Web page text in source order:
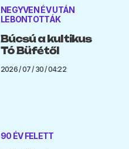
NEGYVEN ÉV UTÁN
LEBONTOTTÁK
Búcsú a kultikus
Tó Büfétől
2026 / 07 / 30 / 04:22
90 ÉV FELETT